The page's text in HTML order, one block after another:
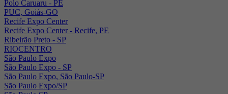
Polo Caruaru - PE
PUC, Goiás-GO
Recife Expo Center
Recife Expo Center - Recife, PE
Ribeirão Preto - SP
RIOCENTRO
São Paulo Expo
São Paulo Expo - SP
São Paulo Expo, São Paulo-SP
São Paulo Expo/SP